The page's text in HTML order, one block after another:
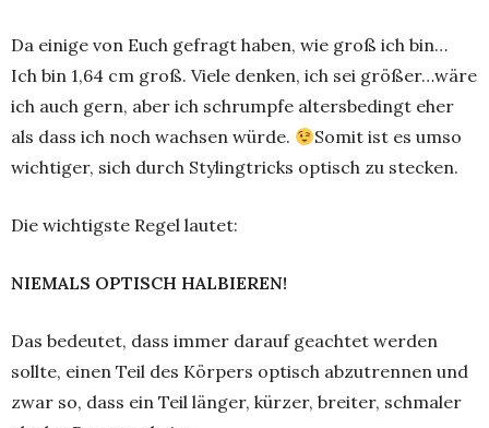
Da einige von Euch gefragt haben, wie groß ich bin…
Ich bin 1,64 cm groß. Viele denken, ich sei größer…wäre
ich auch gern, aber ich schrumpfe altersbedingt eher
als dass ich noch wachsen würde.
Somit ist es umso
wichtiger, sich durch Stylingtricks optisch zu stecken.
Die wichtigste Regel lautet:
NIEMALS OPTISCH HALBIEREN!
Das bedeutet, dass immer darauf geachtet werden
sollte, einen Teil des Körpers optisch abzutrennen und
zwar so, dass ein Teil länger, kürzer, breiter, schmaler